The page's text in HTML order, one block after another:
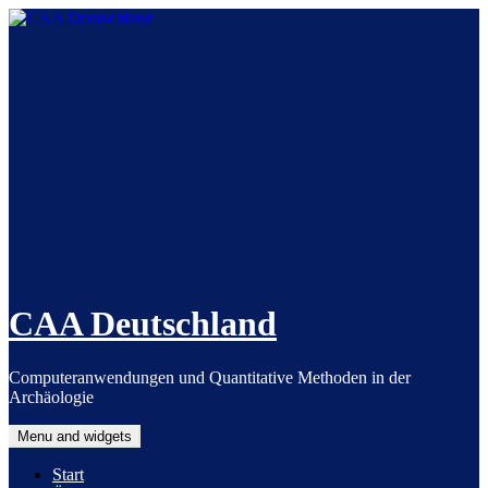
Skip
CAA Deutschland
Computeranwendungen und Quantitative Methoden in der
Archäologie
Menu and widgets
Start